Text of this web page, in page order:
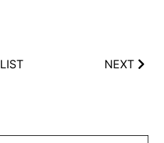
LIST NEXT